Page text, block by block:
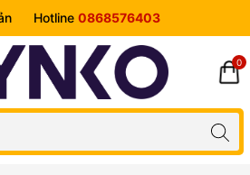
Hotline 0868576403
0